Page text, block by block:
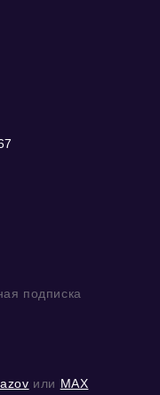
подписка
или MAX